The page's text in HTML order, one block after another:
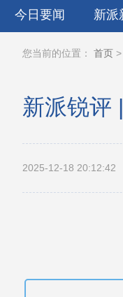
今日要闻 新派
您当前的位置： 首页 >
新派锐评
2025-12-18 20:12:42